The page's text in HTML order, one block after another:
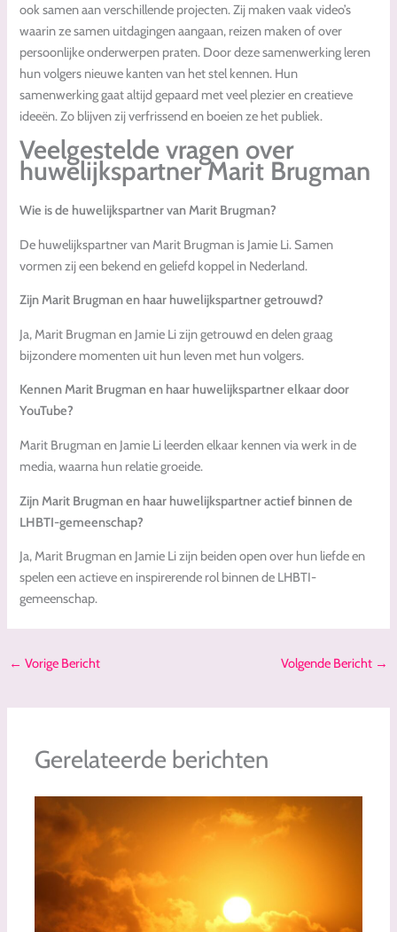
ook samen aan verschillende projecten. Zij maken vaak video’s
waarin ze samen uitdagingen aangaan, reizen maken of over
persoonlijke onderwerpen praten. Door deze samenwerking leren
hun volgers nieuwe kanten van het stel kennen. Hun
samenwerking gaat altijd gepaard met veel plezier en creatieve
ideeën. Zo blijven zij verfrissend en boeien ze het publiek.
Veelgestelde vragen over
huwelijkspartner Marit Brugman
Wie is de huwelijkspartner van Marit Brugman?
De huwelijkspartner van Marit Brugman is Jamie Li. Samen
vormen zij een bekend en geliefd koppel in Nederland.
Zijn Marit Brugman en haar huwelijkspartner getrouwd?
Ja, Marit Brugman en Jamie Li zijn getrouwd en delen graag
bijzondere momenten uit hun leven met hun volgers.
Kennen Marit Brugman en haar huwelijkspartner elkaar door
YouTube?
Marit Brugman en Jamie Li leerden elkaar kennen via werk in de
media, waarna hun relatie groeide.
Zijn Marit Brugman en haar huwelijkspartner actief binnen de
LHBTI-gemeenschap?
Ja, Marit Brugman en Jamie Li zijn beiden open over hun liefde en
spelen een actieve en inspirerende rol binnen de LHBTI-
gemeenschap.
← Vorige Bericht Volgende Bericht →
Gerelateerde berichten